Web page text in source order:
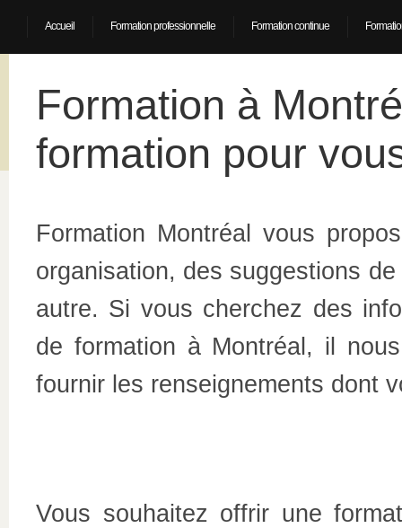
Accueil Formation professionnelle Formation continue
Formation à
formation pour
Formation Montréal vous
organisation, des suggestions
autre. Si vous cherchez des
de formation à Montréal, il
fournir les renseignements dont
Vous souhaitez offrir une